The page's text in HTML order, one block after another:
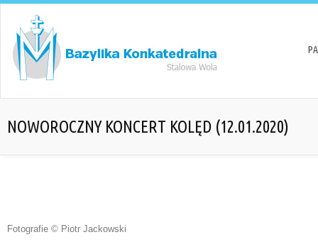
NOWOROCZNY KONCERT KOLĘD (12.01.2020)
Fotografie © Piotr Jackowski